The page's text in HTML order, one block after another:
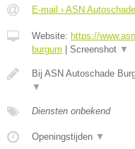
E-mail › ASN
Website: https://
burgum
Screenshot ▼
Bij ASN Autoschade
▼
Diensten onbekend
Openingstijden ▼